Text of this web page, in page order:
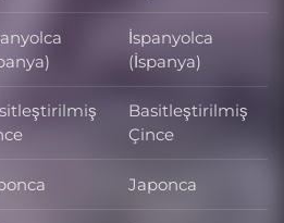
İspanyolca
(İspanya)
Basitleştirilmiş
Çince
Japonca